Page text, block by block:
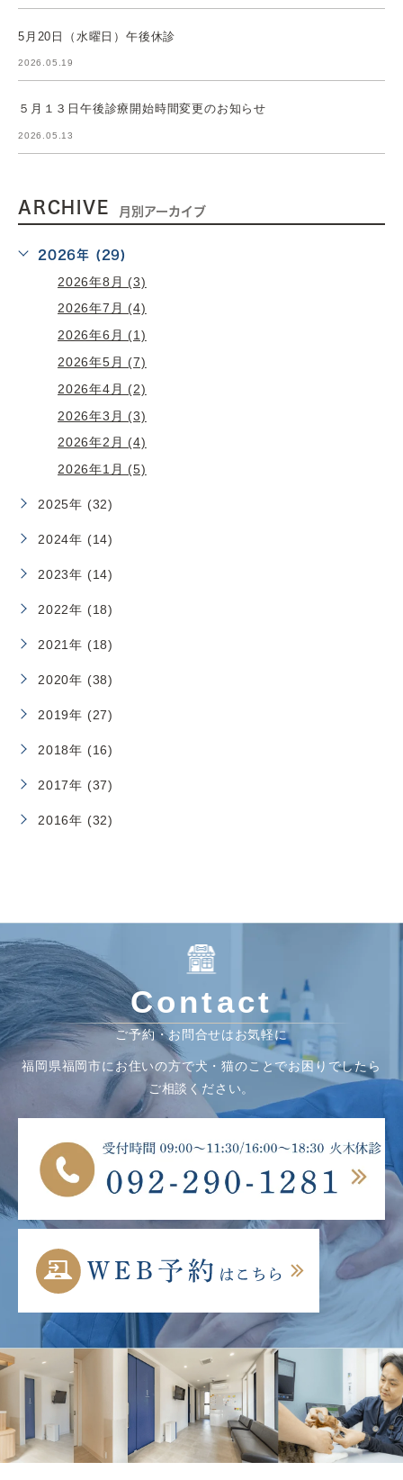
5月20日（水曜日）午後休診
2026.05.19
５月１３日午後診療開始時間変更のお知らせ
2026.05.13
ARCHIVE 月別アーカイブ
2026年 (29)
2026年8月 (3)
2026年7月 (4)
2026年6月 (1)
2026年5月 (7)
2026年4月 (2)
2026年3月 (3)
2026年2月 (4)
2026年1月 (5)
2025年 (32)
2024年 (14)
2023年 (14)
2022年 (18)
2021年 (18)
2020年 (38)
2019年 (27)
2018年 (16)
2017年 (37)
2016年 (32)
Contact
ご予約・お問合せはお気軽に
福岡県福岡市にお住いの方で犬・猫のことでお困りでしたら
ご相談ください。